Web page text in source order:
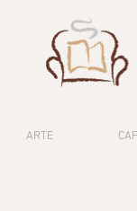
ARTE